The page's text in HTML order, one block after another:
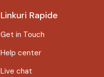
Linkuri Rapide
Get in Touch
Help center
Live chat